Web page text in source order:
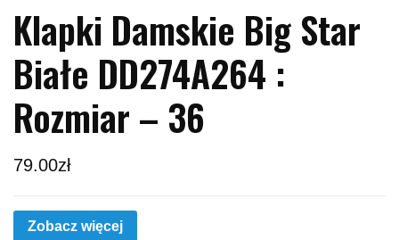
Klapki Damskie Big Star
Białe DD274A264 :
Rozmiar – 36
79.00zł
Zobacz więcej